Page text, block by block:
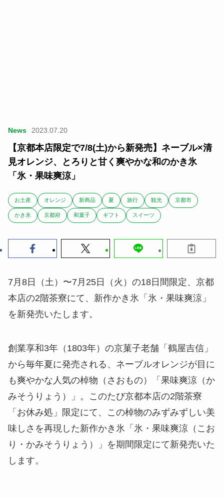
News 2023.07.20
【京都本店限定で7/8(土)から新発売】ネーブル×清
見オレンジ、とろりと甘く爽やかな和のかき氷
「氷・果味爽涼」
お土産 オレンジ 新商品 夏 旅行 観光 京都市
かき氷 京都府 和菓子 ギフト スイーツ
7月8日（土）〜7月25日（火）の18日間限定、京都
本店の2階茶寮にて、新作かき氷「氷・果味爽涼」
を新発売いたします。
創業享和3年（1803年）の京菓子老舗「鶴屋吉信」
から毎年夏に発売される、ネーブルオレンジが目に
も爽やかな人気の棹物（さおもの）「果味爽涼（か
みそうりょう）」。このたび京都本店の2階茶寮
「お休み処」限定にて、この棹物のみずみずしい美
味しさを再現した新作かき氷「氷・果味爽涼（こお
り・かみそうりょう）」を期間限定にて新発売いた
します。